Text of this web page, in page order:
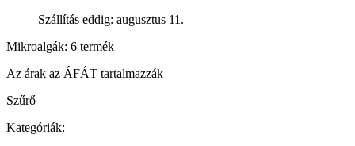
Szállítás eddig: augusztus 11.
Mikroalgák: 6 termék
Az árak az ÁFÁT tartalmazzák
Szűrő
Kategóriák: